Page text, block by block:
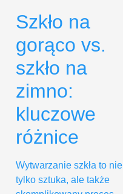
Szkło na
gorąco vs.
szkło na
zimno:
kluczowe
różnice
Wytwarzanie szkła to nie
tylko sztuka, ale także